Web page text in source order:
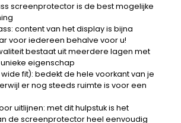
screenprotector is de best mogelijke
content van het display is bijna
voor iedereen behalve voor u!
bestaat uit meerdere lagen met
eigenschap
wide fit): bedekt de hele voorkant van je
er nog steeds ruimte is voor een
uitlijnen: met dit hulpstuk is het
de screenprotector heel eenvoudig